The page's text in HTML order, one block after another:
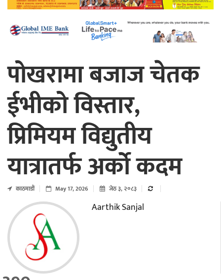
पोखरामा बजाज चेतक
ईभीको विस्तार,
प्रिमियम विद्युतीय
यात्रातर्फ अर्को कदम
काठमाडाैं May 17, 2026 जेठ ३, २०८३
Aarthik Sanjal